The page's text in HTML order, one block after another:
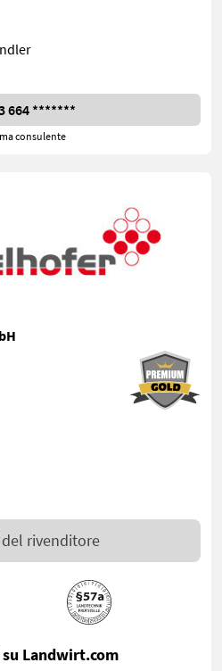
664 *******
consulente
rivenditore
Landwirt.com